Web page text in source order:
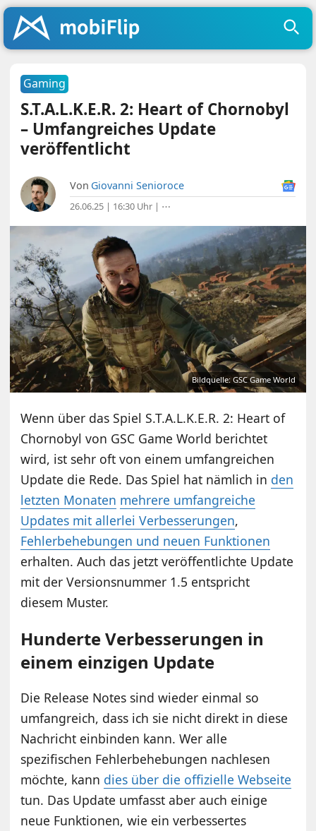
Gaming
S.T.A.L.K.E.R. 2: Heart of Chornobyl
– Umfangreiches Update
veröffentlicht
Von Giovanni Senioroce
26.06.25 | 16:30 Uhr | ⋯
Bildquelle: GSC Game World
Wenn über das Spiel S.T.A.L.K.E.R. 2: Heart of
Chornobyl von GSC Game World berichtet
wird, ist sehr oft von einem umfangreichen
Update die Rede. Das Spiel hat nämlich in den
letzten Monaten mehrere umfangreiche
Updates mit allerlei Verbesserungen,
Fehlerbehebungen und neuen Funktionen
erhalten. Auch das jetzt veröffentlichte Update
mit der Versionsnummer 1.5 entspricht
diesem Muster.
Hunderte Verbesserungen in
einem einzigen Update
Die Release Notes sind wieder einmal so
umfangreich, dass ich sie nicht direkt in diese
Nachricht einbinden kann. Wer alle
spezifischen Fehlerbehebungen nachlesen
möchte, kann dies über die offizielle Webseite
tun. Das Update umfasst aber auch einige
neue Funktionen, wie ein verbessertes